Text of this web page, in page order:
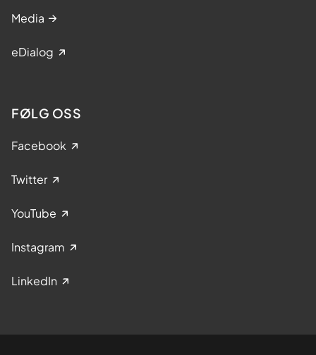
Media
eDialog
FØLG OSS
Facebook
Twitter
YouTube
Instagram
LinkedIn